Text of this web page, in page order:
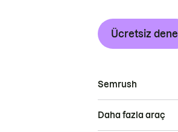
Ücretsiz dene
Semrush
Daha fazla araç